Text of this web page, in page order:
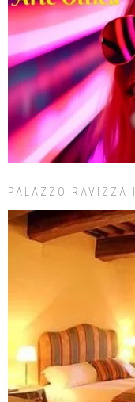
PALAZZO RAVIZZA